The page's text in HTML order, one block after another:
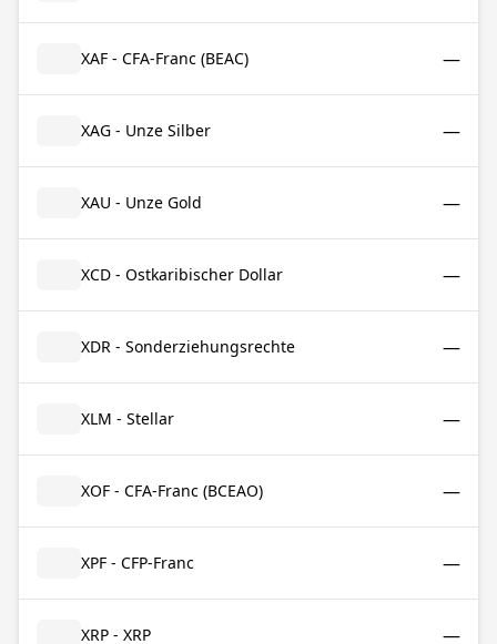
XAF - CFA-Franc (BEAC) —
XAG - Unze Silber —
XAU - Unze Gold —
XCD - Ostkaribischer Dollar —
XDR - Sonderziehungsrechte —
XLM - Stellar —
XOF - CFA-Franc (BCEAO) —
XPF - CFP-Franc —
XRP - XRP —